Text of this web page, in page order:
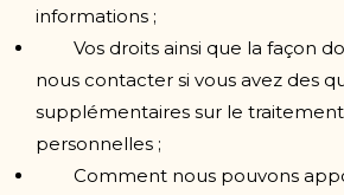
informations ;
Vos droits ainsi que la façon
nous contacter si vous avez des
supplémentaires sur le
personnelles ;
Comment nous pouvons